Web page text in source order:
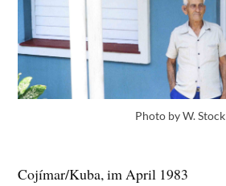
Photo by W. Stock
Cojímar/Kuba, im April 1983